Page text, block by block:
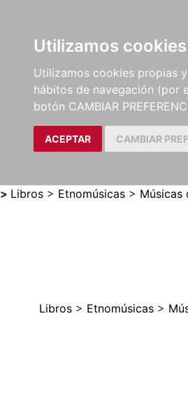
Utilizamos cookies
Utilizamos cookies propias
hábitos de navegación (por
botón CAMBIAR
ACEPTAR CAMBIAR
LIBROS
MÉTODOS Y
EJERCICIOS
> Libros > Etnomúsicas > Músicas
Libros > Etnomúsicas >